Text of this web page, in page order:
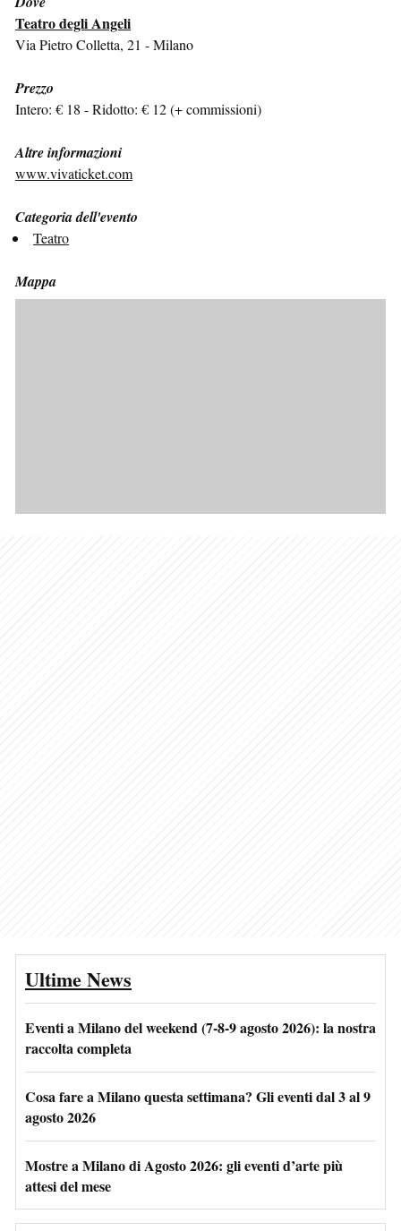
Teatro degli Angeli
Via Pietro Colletta, 21 - Milano
Prezzo
Intero: € 18 - Ridotto: € 12 (+ commissioni)
Altre informazioni
www.vivaticket.com
Categoria dell'evento
Teatro
Mappa
Ultime News
Eventi a Milano del weekend (7-8-9 agosto 2026): la nostra
raccolta completa
Cosa fare a Milano questa settimana? Gli eventi dal 3 al 9
agosto 2026
Mostre a Milano di Agosto 2026: gli eventi d’arte più
attesi del mese